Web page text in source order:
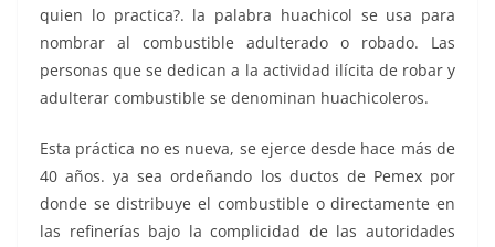
quien lo practica?. la palabra huachicol se usa para
nombrar al combustible adulterado o robado. Las
personas que se dedican a la actividad ilícita de robar y
adulterar combustible se denominan huachicoleros.
Esta práctica no es nueva, se ejerce desde hace más de
40 años. ya sea ordeñando los ductos de Pemex por
donde se distribuye el combustible o directamente en
las refinerías bajo la complicidad de las autoridades